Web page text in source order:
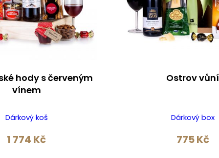
hody s červeným
vínem
Dárkový koš
1 774 Kč
Ostrov vůní
Dárkový box
775Kč